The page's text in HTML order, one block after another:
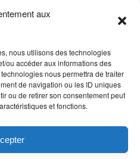
aux
nous utilisons des technologies
ou accéder aux informations des
nous permettra de traiter
de navigation ou les ID uniques
ou de retirer son consentement peut
et fonctions.
février 2026
: Soirée SLAM
2025
2026 5 septembre 2025
le mercredi matin à partir de